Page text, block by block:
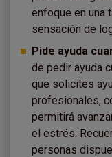
enfoque en una
sensación de
Pide ayuda
de pedir ayuda
que solicites
profesionales,
permitirá
el estrés.
personas